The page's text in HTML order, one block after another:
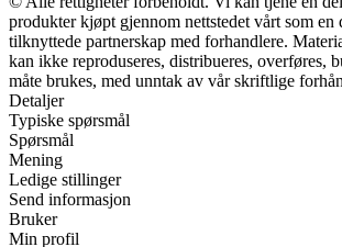
produkter kjøpt gjennom nettstedet vårt som en
tilknyttede partnerskap med forhandlere.
kan ikke reproduseres, distribueres, overføres,
måte brukes, med unntak av vår skriftlige
Detaljer
Typiske spørsmål
Spørsmål
Mening
Ledige stillinger
Send informasjon
Bruker
Min profil